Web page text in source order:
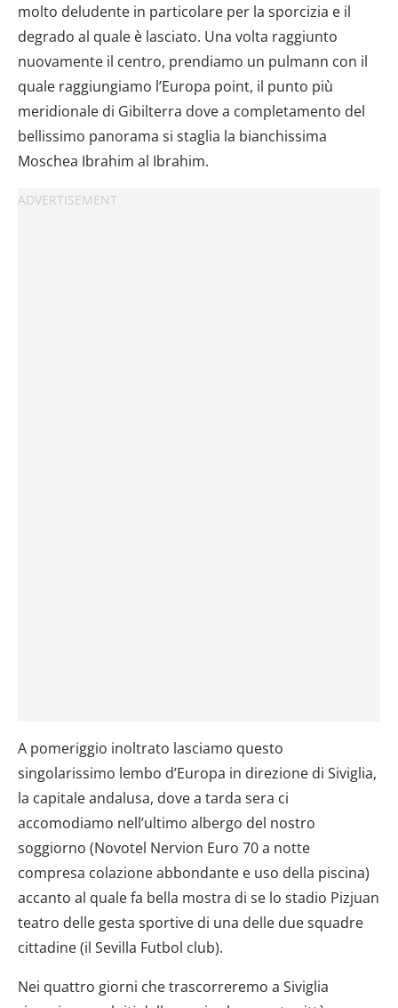
molto deludente in particolare per la sporcizia e il
degrado al quale è lasciato. Una volta raggiunto
nuovamente il centro, prendiamo un pulmann con il
quale raggiungiamo l’Europa point, il punto più
meridionale di Gibilterra dove a completamento del
bellissimo panorama si staglia la bianchissima
Moschea Ibrahim al Ibrahim.
A pomeriggio inoltrato lasciamo questo
singolarissimo lembo d’Europa in direzione di Siviglia,
la capitale andalusa, dove a tarda sera ci
accomodiamo nell’ultimo albergo del nostro
soggiorno (Novotel Nervion Euro 70 a notte
compresa colazione abbondante e uso della piscina)
accanto al quale fa bella mostra di se lo stadio Pizjuan
teatro delle gesta sportive di una delle due squadre
cittadine (il Sevilla Futbol club).
Nei quattro giorni che trascorreremo a Siviglia